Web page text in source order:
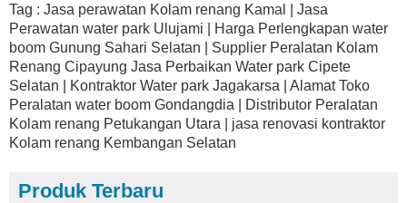
Tag : Jasa perawatan Kolam renang Kamal | Jasa
Perawatan water park Ulujami | Harga Perlengkapan water
boom Gunung Sahari Selatan | Supplier Peralatan Kolam
Renang Cipayung Jasa Perbaikan Water park Cipete
Selatan | Kontraktor Water park Jagakarsa | Alamat Toko
Peralatan water boom Gondangdia | Distributor Peralatan
Kolam renang Petukangan Utara | jasa renovasi kontraktor
Kolam renang Kembangan Selatan
Produk Terbaru